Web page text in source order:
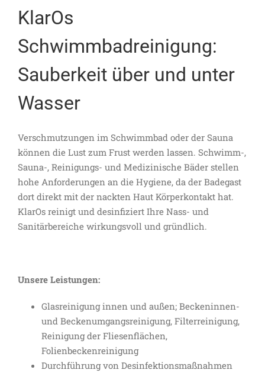
KlarOs
Schwimmbadreinigung:
Sauberkeit über und unter
Wasser
Verschmutzungen im Schwimmbad oder der Sauna
können die Lust zum Frust werden lassen. Schwimm-,
Sauna-, Reinigungs- und Medizinische Bäder stellen
hohe Anforderungen an die Hygiene, da der Badegast
dort direkt mit der nackten Haut Körperkontakt hat.
KlarOs reinigt und desinfiziert Ihre Nass- und
Sanitärbereiche wirkungsvoll und gründlich.
Unsere Leistungen:
Glasreinigung innen und außen; Beckeninnen-
und Beckenumgangsreinigung, Filterreinigung,
Reinigung der Fliesenflächen,
Folienbeckenreinigung
Durchführung von Desinfektionsmaßnahmen